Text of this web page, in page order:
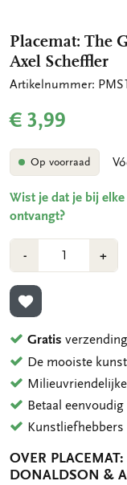
Placemat: The
Axel Scheffler
Artikelnummer:
€ 3,99
Op voorraad
Wist je dat je bij
ontvangt?
-Min
1
+Plus
1
TOEVOEGEN AAN
Gratis
De mooiste
Betaal
OVER
DONALDSON &